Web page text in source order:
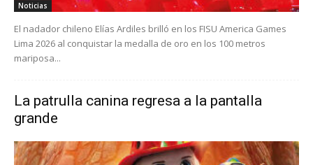
Noticias
El nadador chileno Elías Ardiles brilló en los FISU America Games
Lima 2026 al conquistar la medalla de oro en los 100 metros
mariposa...
La patrulla canina regresa a la pantalla
grande